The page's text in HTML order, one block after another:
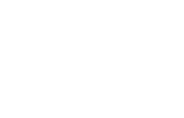
Imagine chegar a casa ao final
tudo exatamente como deixou. O